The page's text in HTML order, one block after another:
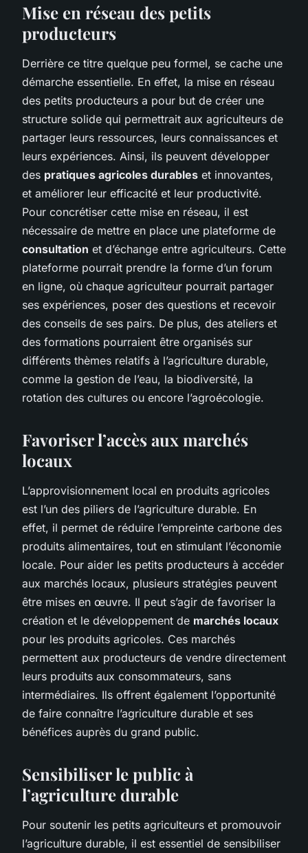
Mise en réseau des petits
producteurs
Derrière ce titre quelque peu formel, se cache une
démarche essentielle. En effet, la mise en réseau
des petits producteurs a pour but de créer une
structure solide qui permettrait aux agriculteurs de
partager leurs ressources, leurs connaissances et
leurs expériences. Ainsi, ils peuvent développer
des pratiques agricoles durables et innovantes,
et améliorer leur efficacité et leur productivité.
Pour concrétiser cette mise en réseau, il est
nécessaire de mettre en place une plateforme de
consultation et d’échange entre agriculteurs. Cette
plateforme pourrait prendre la forme d’un forum
en ligne, où chaque agriculteur pourrait partager
ses expériences, poser des questions et recevoir
des conseils de ses pairs. De plus, des ateliers et
des formations pourraient être organisés sur
différents thèmes relatifs à l’agriculture durable,
comme la gestion de l’eau, la biodiversité, la
rotation des cultures ou encore l’agroécologie.
Favoriser l’accès aux marchés
locaux
L’approvisionnement local en produits agricoles
est l’un des piliers de l’agriculture durable. En
effet, il permet de réduire l’empreinte carbone des
produits alimentaires, tout en stimulant l’économie
locale. Pour aider les petits producteurs à accéder
aux marchés locaux, plusieurs stratégies peuvent
être mises en œuvre. Il peut s’agir de favoriser la
création et le développement de marchés locaux
pour les produits agricoles. Ces marchés
permettent aux producteurs de vendre directement
leurs produits aux consommateurs, sans
intermédiaires. Ils offrent également l’opportunité
de faire connaître l’agriculture durable et ses
bénéfices auprès du grand public.
Sensibiliser le public à
l’agriculture durable
Pour soutenir les petits agriculteurs et promouvoir
l’agriculture durable, il est essentiel de sensibiliser